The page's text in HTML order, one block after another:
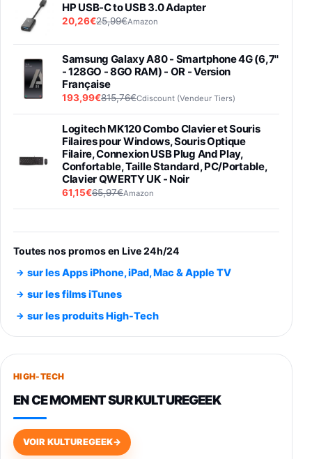
HP USB-C to USB 3.0 Adapter
20,26€25,99€Amazon
Samsung Galaxy A80 - Smartphone 4G (6,7''
- 128GO - 8GO RAM) - OR - Version
Française
193,99€815,76€Cdiscount (Vendeur Tiers)
Logitech MK120 Combo Clavier et Souris
Filaires pour Windows, Souris Optique
Filaire, Connexion USB Plug And Play,
Confortable, Taille Standard, PC/Portable,
Clavier QWERTY UK - Noir
61,15€65,97€Amazon
entraénement direct 3 vitesses (33-45-78
trs/min) avec pre-ampli intégré et port USB
Smartphone SAMSUNG Galaxy S26 Ultra
891,99€1199€Fnac (Vendeur Tiers)
Smartphone SAMSUNG Galaxy S26+ Violet
749,99€
648,63€834,71€
Toutes nos promos en Live 24h/24
sur les Apps iPhone, iPad, Mac & Apple TV
sur les films iTunes
sur les produits High-Tech
HIGH-TECH
EN CE MOMENT SUR KULTUREGEEK
VOIR KULTUREGEEK→